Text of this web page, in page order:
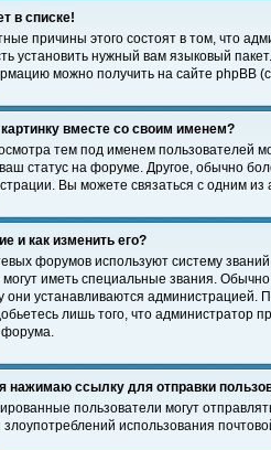
в списке!
причины этого состоят в том, что
установить нужный вам языковый
можно получить на сайте phpBB
вместе со своим именем?
тем под именем пользователей
статус на форуме. Другое, обычно
Вы можете связаться с одним из
и как изменить его?
форумов используют систему
иметь специальные звания.
они устанавливаются
лишь того, что администратор
форума.
нажимаю ссылку для отправки
пользователи могут
использования